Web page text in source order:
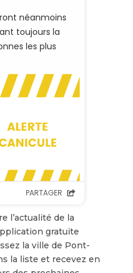
l’actualité de la
gratuite
la ville de Pont-
la liste et recevez en